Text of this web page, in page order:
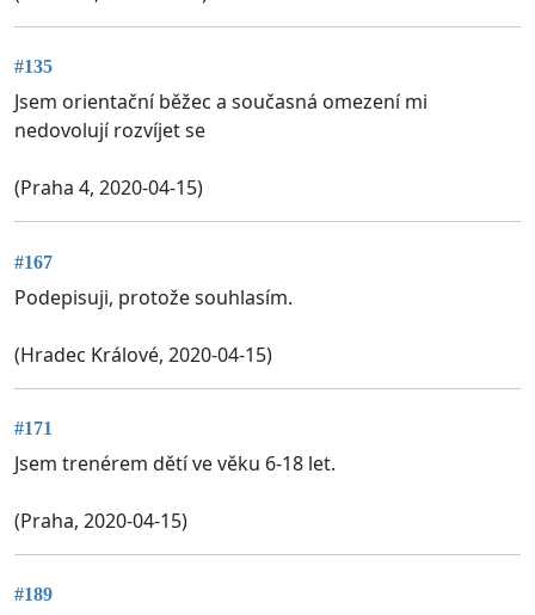
#135
Jsem orientační běžec a současná omezení mi
nedovolují rozvíjet se
(Praha 4, 2020-04-15)
#167
Podepisuji, protože souhlasím.
(Hradec Králové, 2020-04-15)
#171
Jsem trenérem dětí ve věku 6-18 let.
(Praha, 2020-04-15)
#189